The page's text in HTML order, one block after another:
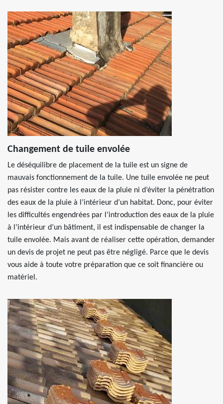
Changement de tuile envolée
Le déséquilibre de placement de la tuile est un signe de
mauvais fonctionnement de la tuile. Une tuile envolée ne peut
pas résister contre les eaux de la pluie ni d’éviter la pénétration
des eaux de la pluie à l’intérieur d’un habitat. Donc, pour éviter
les difficultés engendrées par l’introduction des eaux de la pluie
à l’intérieur d’un bâtiment, il est indispensable de changer la
tuile envolée. Mais avant de réaliser cette opération, demander
un devis de projet ne peut pas être négligé. Parce que le devis
vous aide à toute votre préparation que ce soit financière ou
matériel.